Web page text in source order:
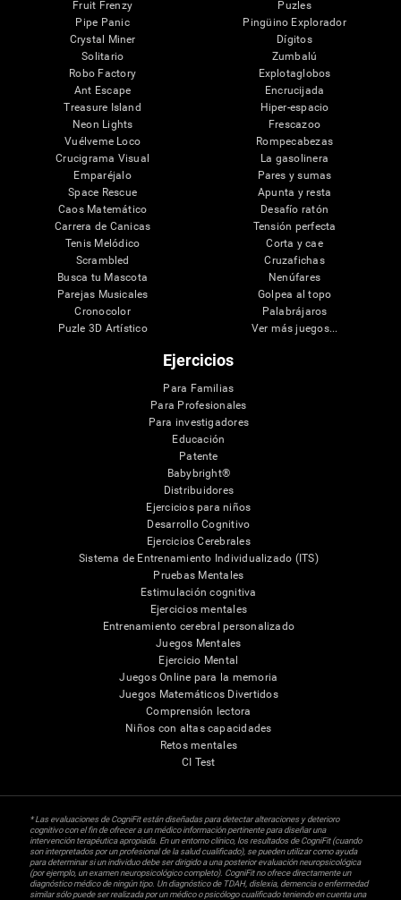
Fruit Frenzy
Pipe Panic
Crystal Miner
Solitario
Robo Factory
Ant Escape
Treasure Island
Neon Lights
Vuélveme Loco
Crucigrama Visual
Emparéjalo
Space Rescue
Caos Matemático
Carrera de Canicas
Tenis Melódico
Scrambled
Busca tu Mascota
Parejas Musicales
Cronocolor
Puzle 3D Artístico
Puzles
Pingüino Explorador
Dígitos
Zumbalú
Explotaglobos
Encrucijada
Hiper-espacio
Frescazoo
Rompecabezas
La gasolinera
Pares y sumas
Apunta y resta
Desafío ratón
Tensión perfecta
Corta y cae
Cruzafichas
Nenúfares
Golpea al topo
Palabrájaros
Ver más juegos...
Ejercicios
Para Familias
Para Profesionales
Para investigadores
Educación
Patente
Babybright®
Distribuidores
Ejercicios para niños
Desarrollo Cognitivo
Ejercicios Cerebrales
Sistema de Entrenamiento Individualizado (ITS)
Pruebas Mentales
Estimulación cognitiva
Ejercicios mentales
Entrenamiento cerebral personalizado
Juegos Mentales
Ejercicio Mental
Juegos Online para la memoria
Juegos Matemáticos Divertidos
Comprensión lectora
Niños con altas capacidades
Retos mentales
CI Test
* Las evaluaciones de CogniFit están diseñadas para detectar alteraciones y deterioro
cognitivo con el fin de ofrecer a un médico información pertinente para diseñar una
intervención terapéutica apropiada. En un entorno clínico, los resultados de CogniFit (cuando
son interpretados por un profesional de la salud cualificado), se pueden utilizar como ayuda
para determinar si un individuo debe ser dirigido a una posterior evaluación neuropsicológica
(por ejemplo, un examen neuropsicológico completo). CogniFit no ofrece directamente un
diagnóstico médico de ningún tipo. Un diagnóstico de TDAH, dislexia, demencia o enfermedad
similar sólo puede ser realizada por un médico o psicólogo cualificado teniendo en cuenta una